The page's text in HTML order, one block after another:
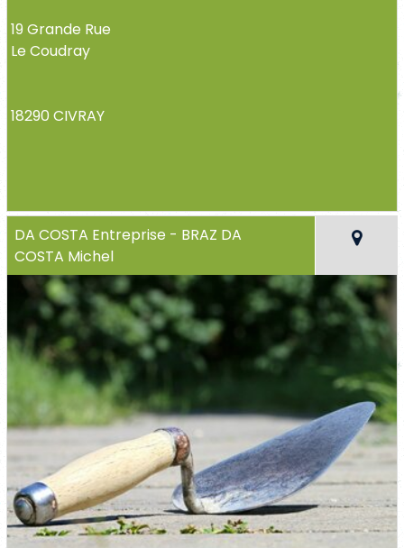
19 Grande Rue
Le Coudray
18290 CIVRAY
DA COSTA Entreprise - BRAZ DA
COSTA Michel